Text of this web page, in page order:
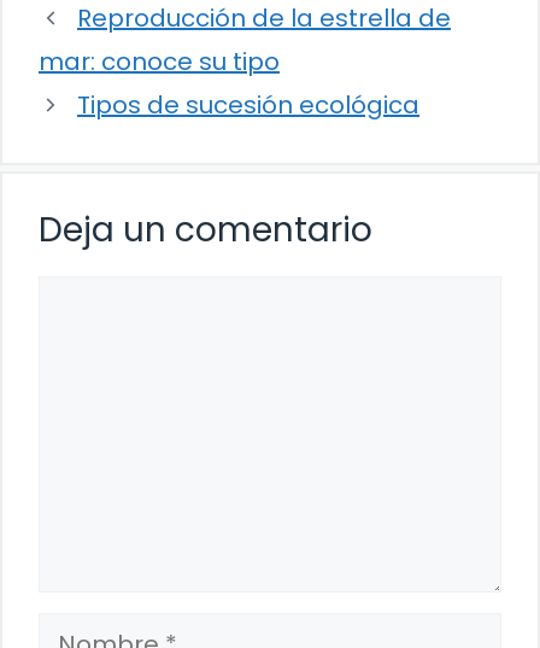
Reproducción de la estrella de
mar: conoce su tipo
Tipos de sucesión ecológica
Deja un comentario
Nombre